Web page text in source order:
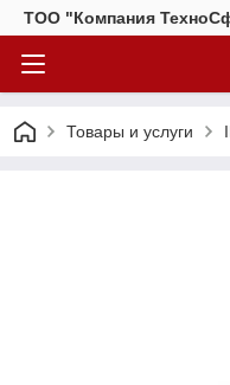
ТОО "Компания
Товары и услуги